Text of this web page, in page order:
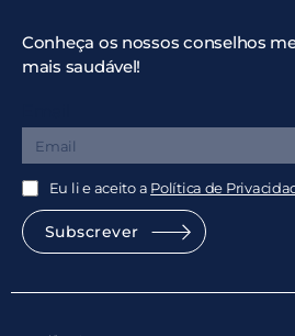
Conheça os nossos conselhos
mais saudável!
Eu li e aceito a Política de
Subscrever